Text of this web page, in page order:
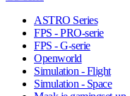
ASTRO Series
FPS - PRO-serie
FPS - G-serie
Openworld
Simulation - Flight
Simulation - Space